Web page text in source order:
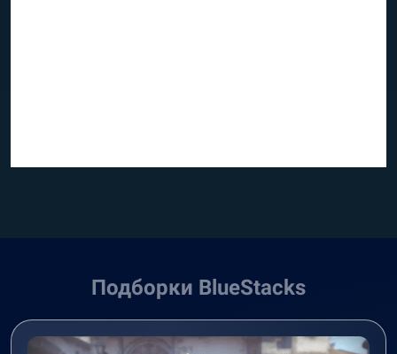
Подборки BlueStacks